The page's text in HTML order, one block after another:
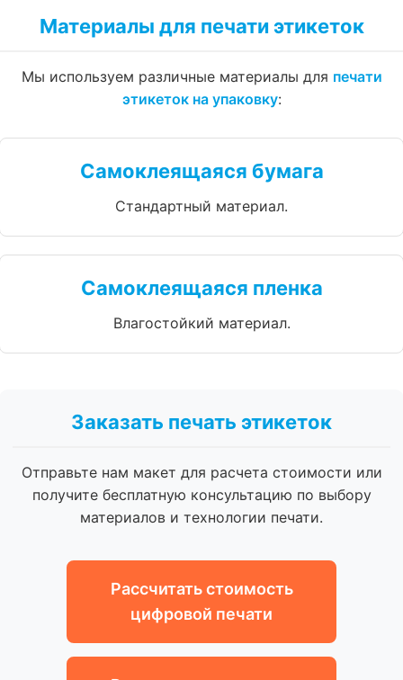
Материалы для печати этикеток
Мы используем различные материалы для печати
этикеток на упаковку:
Самоклеящаяся бумага
Стандартный материал.
Самоклеящаяся пленка
Влагостойкий материал.
Заказать печать этикеток
Отправьте нам макет для расчета стоимости или
получите бесплатную консультацию по выбору
материалов и технологии печати.
Рассчитать стоимость
цифровой печати